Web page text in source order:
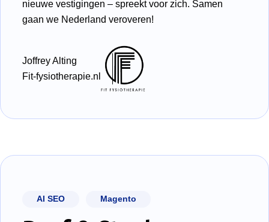
nieuwe vestigingen – spreekt voor zich. Samen
gaan we Nederland veroveren!
Joffrey Alting
Fit-fysiotherapie.nl
AI SEO Magento